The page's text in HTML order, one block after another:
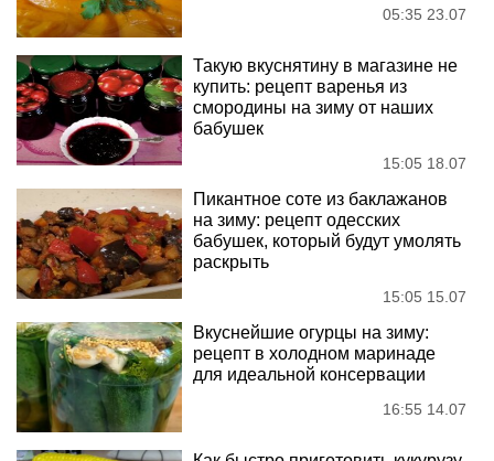
05:35 23.07
Такую вкуснятину в магазине не
купить: рецепт варенья из
смородины на зиму от наших
бабушек
15:05 18.07
Пикантное соте из баклажанов
на зиму: рецепт одесских
бабушек, который будут умолять
раскрыть
15:05 15.07
Вкуснейшие огурцы на зиму:
рецепт в холодном маринаде
для идеальной консервации
16:55 14.07